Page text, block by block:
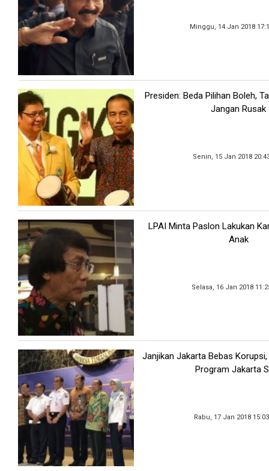
Minggu, 14 Jan 2018
Presiden: Beda Pilihan Boleh,
Jangan Rusak
Senin, 15 Jan 2018
LPAI Minta Paslon Lakukan
Anak
Selasa, 16 Jan 2018
Janjikan Jakarta Bebas
Program Jakarta
Rabu, 17 Jan 2018